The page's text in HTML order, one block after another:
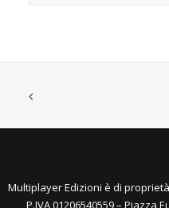
Multiplayer Edizioni è di proprietà
P.IVA 01206540559 – Piazza